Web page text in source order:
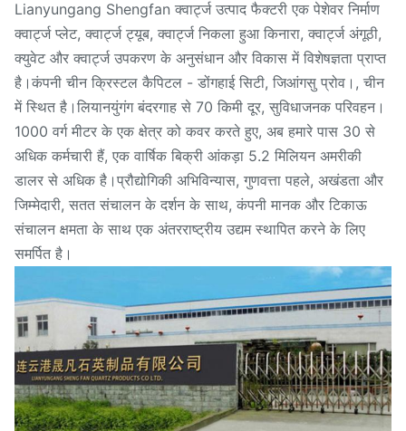
Lianyungang Shengfan क्वार्ट्ज उत्पाद फैक्टरी एक पेशेवर निर्माण
क्वार्ट्ज प्लेट, क्वार्ट्ज ट्यूब, क्वार्ट्ज निकला हुआ किनारा, क्वार्ट्ज अंगूठी,
क्युवेट और क्वार्ट्ज उपकरण के अनुसंधान और विकास में विशेषज्ञता प्राप्त
है।कंपनी चीन क्रिस्टल कैपिटल - डोंगहाई सिटी, जिआंगसु प्रोव।, चीन
में स्थित है।लियानयुंगंग बंदरगाह से 70 किमी दूर, सुविधाजनक परिवहन।
1000 वर्ग मीटर के एक क्षेत्र को कवर करते हुए, अब हमारे पास 30 से
अधिक कर्मचारी हैं, एक वार्षिक बिक्री आंकड़ा 5.2 मिलियन अमरीकी
डालर से अधिक है।प्रौद्योगिकी अभिविन्यास, गुणवत्ता पहले, अखंडता और
जिम्मेदारी, सतत संचालन के दर्शन के साथ, कंपनी मानक और टिकाऊ
संचालन क्षमता के साथ एक अंतरराष्ट्रीय उद्यम स्थापित करने के लिए
समर्पित है।